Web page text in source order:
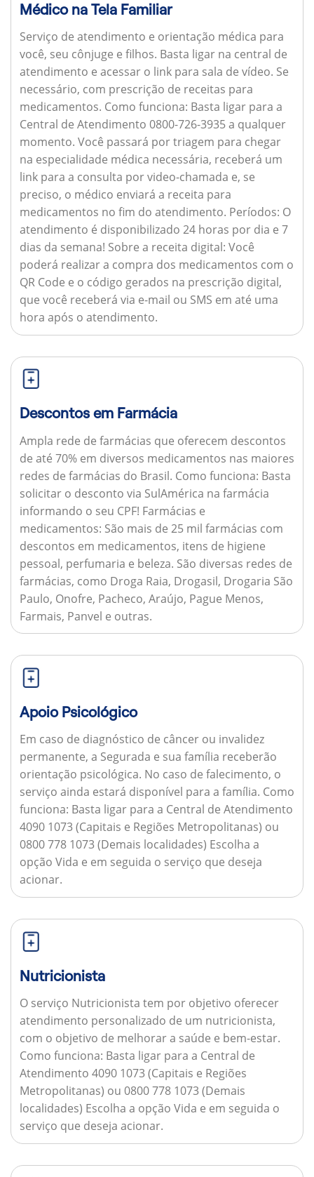
Médico na Tela Familiar
Serviço de atendimento e orientação médica para
você, seu cônjuge e filhos. Basta ligar na central de
atendimento e acessar o link para sala de vídeo. Se
necessário, com prescrição de receitas para
medicamentos. Como funciona: Basta ligar para a
Central de Atendimento 0800-726-3935 a qualquer
momento. Você passará por triagem para chegar
na especialidade médica necessária, receberá um
link para a consulta por video-chamada e, se
preciso, o médico enviará a receita para
medicamentos no fim do atendimento. Períodos: O
atendimento é disponibilizado 24 horas por dia e 7
dias da semana! Sobre a receita digital: Você
poderá realizar a compra dos medicamentos com o
QR Code e o código gerados na prescrição digital,
que você receberá via e-mail ou SMS em até uma
hora após o atendimento.
Descontos em Farmácia
Ampla rede de farmácias que oferecem descontos
de até 70% em diversos medicamentos nas maiores
redes de farmácias do Brasil. Como funciona: Basta
solicitar o desconto via SulAmérica na farmácia
informando o seu CPF! Farmácias e
medicamentos: São mais de 25 mil farmácias com
descontos em medicamentos, itens de higiene
pessoal, perfumaria e beleza. São diversas redes de
farmácias, como Droga Raia, Drogasil, Drogaria São
Paulo, Onofre, Pacheco, Araújo, Pague Menos,
Farmais, Panvel e outras.
Apoio Psicológico
Em caso de diagnóstico de câncer ou invalidez
permanente, a Segurada e sua família receberão
orientação psicológica. No caso de falecimento, o
serviço ainda estará disponível para a família. Como
funciona: Basta ligar para a Central de Atendimento
4090 1073 (Capitais e Regiões Metropolitanas) ou
0800 778 1073 (Demais localidades) Escolha a
opção Vida e em seguida o serviço que deseja
acionar.
Nutricionista
O serviço Nutricionista tem por objetivo oferecer
atendimento personalizado de um nutricionista,
com o objetivo de melhorar a saúde e bem-estar.
Como funciona: Basta ligar para a Central de
Atendimento 4090 1073 (Capitais e Regiões
Metropolitanas) ou 0800 778 1073 (Demais
localidades) Escolha a opção Vida e em seguida o
serviço que deseja acionar.